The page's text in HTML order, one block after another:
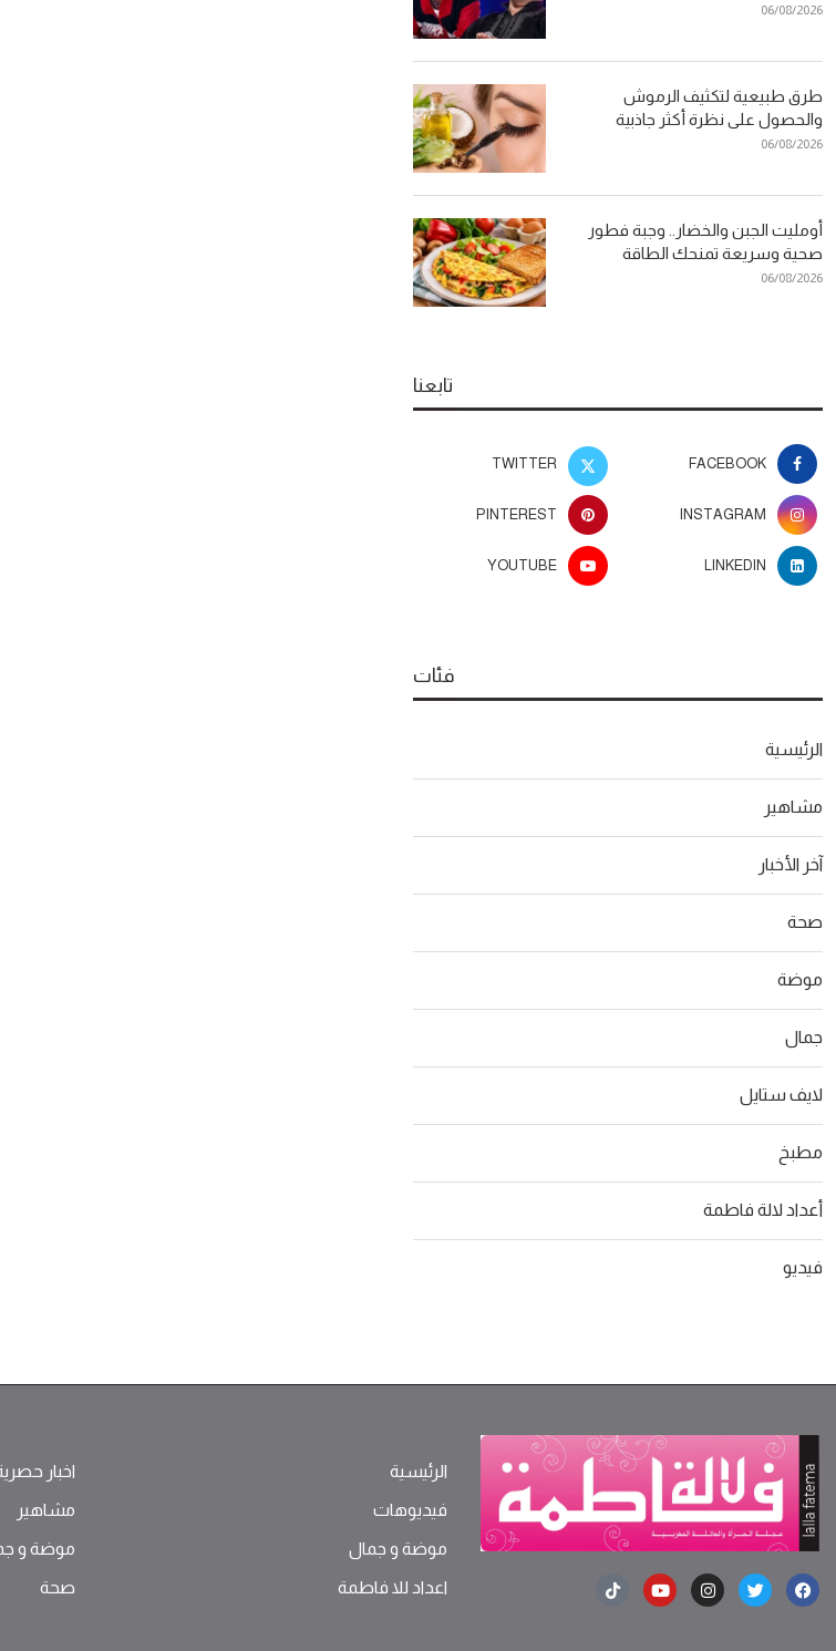
06/08/2026
طرق طبيعية لتكثيف الرموش
والحصول على نظرة أكثر جاذبية
06/08/2026
أومليت الجبن والخضار.. وجبة فطور
صحية وسريعة تمنحك الطاقة
06/08/2026
تابعنا
FACEBOOK
TWITTER
INSTAGRAM
PINTEREST
LINKEDIN
YOUTUBE
فئات
الرئيسية
مشاهير
آخر الأخبار
صحة
موضة
جمال
لايف ستايل
مطبخ
أعداد لالة فاطمة
فيديو
الرئيسية
فيديوهات
موضة ‫و‬ ‫‬‫جمال‬
اعداد للا فاطمة
اخبار
مشاهير
موضة ‫و‬
صحة